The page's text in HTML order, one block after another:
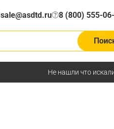
sale@asdtd.ru 8 (800) 555-
?
Не нашли что